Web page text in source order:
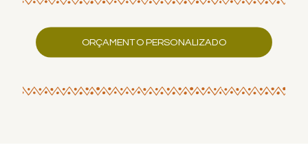
ORÇAMENTO PERSONALIZADO